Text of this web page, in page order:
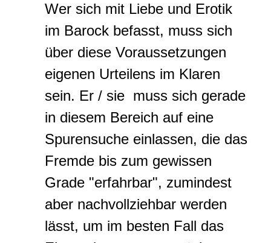
Wer sich mit Liebe und Erotik
im Barock befasst, muss sich
über diese Voraussetzungen
eigenen Urteilens im Klaren
sein. Er / sie muss sich gerade
in diesem Bereich auf eine
Spurensuche einlassen, die das
Fremde bis zum gewissen
Grade "erfahrbar", zumindest
aber nachvollziehbar werden
lässt, um im besten Fall das